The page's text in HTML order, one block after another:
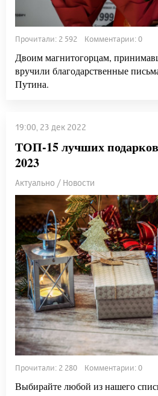
Прочитали: 2 592 Комментарии: 0
Двоим магнитогорцам,
вручили благодарственные
Путина.
19:00, 23 дек 2022
ТОП-15 лучших
2023
Актуально / Новости
Прочитали: 2 280 Комментарии: 0
Выбирайте любой из нашего